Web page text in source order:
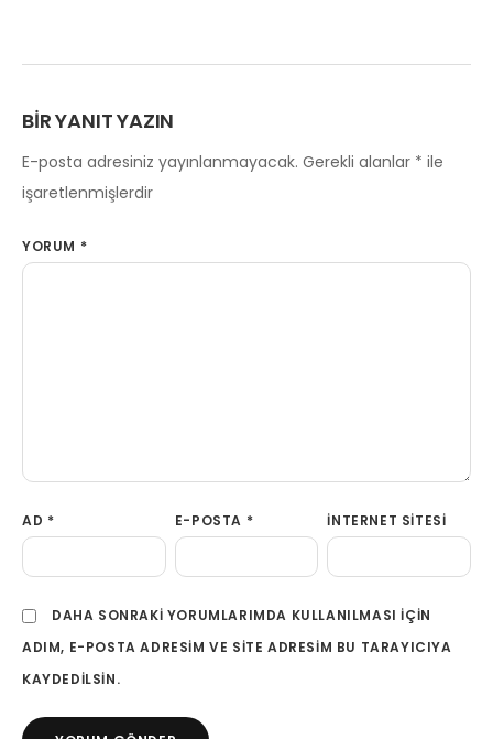
BIR YANIT YAZIN
E-posta adresiniz yayınlanmayacak. Gerekli alanlar * ile
işaretlenmişlerdir
YORUM *
AD * E-POSTA * İNTERNET SITESI
DAHA SONRAKI YORUMLARIMDA KULLANILMASI IÇIN
ADIM, E-POSTA ADRESIM VE SITE ADRESIM BU TARAYICIYA
KAYDEDILSIN.